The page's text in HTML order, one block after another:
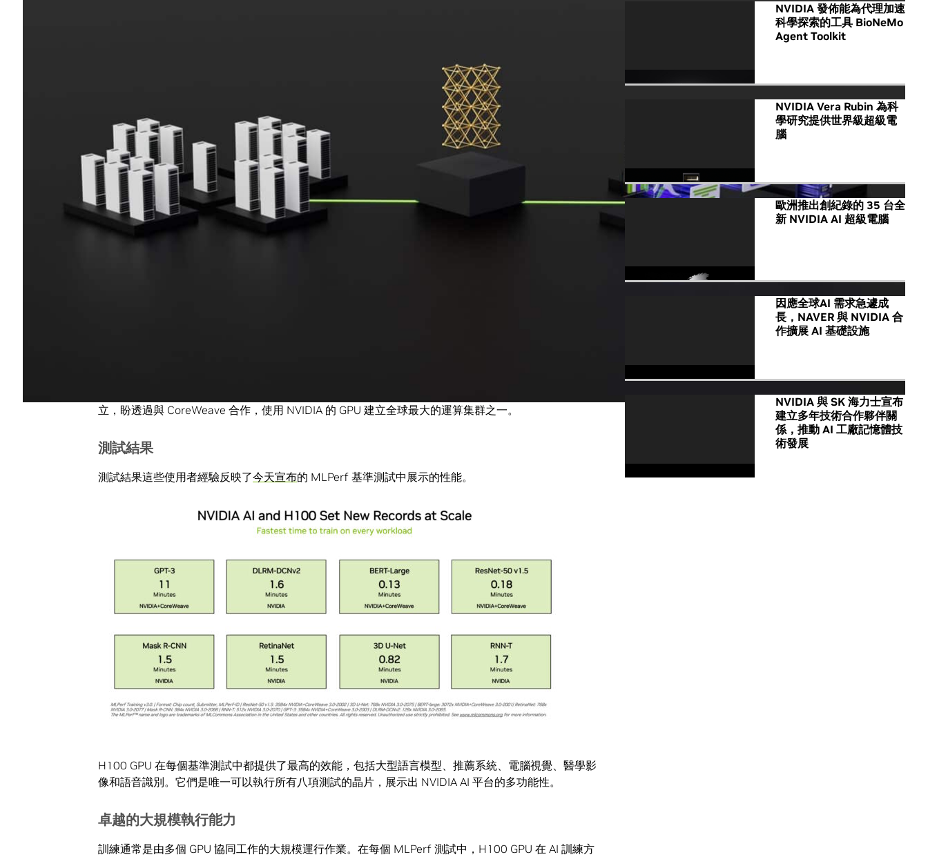
式人工智慧的新 MLPerf 測試中表現出色。這種卓越的性能能夠在大型伺服器上以單個加速器和多台
舉例來說，專門從事 GPU 加速工作負載的雲端服務供應商
與新創公司 Inflection AI 共同開
發並由 CoreWeave 負責營運的一個可商用的 3,584 個 H100 GPU
集群，此系統在不到 11 分鐘的時間
內完成了大規模的 GPT-3 訓練基準測試。
CoreWeave 聯合創辦人暨技術長 Brian Venturo 表示： 「由於我們在快速、低延遲 InfiniBand 網路上
運行數千個 H100 GPU，我們的客戶如今能大規模地構建最先進的生成式人工智慧和大型語言模型。我
們與 NVIDIA 一同提交的 MLPerf 成果清楚顯示了我們的客戶享受到的卓越效能。」
立，盼透過與 CoreWeave 合作，使用 NVIDIA 的 GPU 建立全球最大的運算集群之一。
測試結果
測試結果這些使用者經驗反映了今天宣布的 MLPerf 基準測試中展示的性能。
H100 GPU 在每個基準測試中都提供了最高的效能，包括大型語言模型、推薦系統、電腦視覺、醫學影
像和語音識別。它們是唯一可以執行所有八項測試的晶片，展示出 NVIDIA AI 平台的多功能性。
卓越的大規模執行能力
訓練通常是由多個 GPU 協同工作的大規模運行作業。在每個 MLPerf 測試中，H100 GPU 在 AI 訓練方
NVIDIA 發佈能為代理加速
科學探索的工具 BioNeMo
Agent Toolkit
NVIDIA Vera Rubin 為科
學研究提供世界級超級電
腦
歐洲推出創紀錄的 35 台全
新 NVIDIA AI 超級電腦
因應全球AI 需求急遽成
長，NAVER 與 NVIDIA 合
作擴展 AI 基礎設施
NVIDIA 與 SK 海力士宣布
建立多年技術合作夥伴關
係，推動 AI 工廠記憶體技
術發展